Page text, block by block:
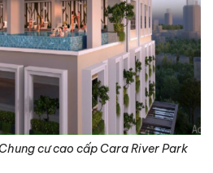
cư cao cấp Cara River Park